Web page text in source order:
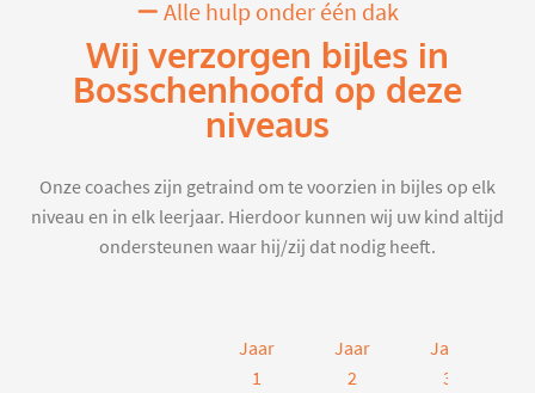
Alle hulp onder één dak
Wij verzorgen bijles in
Bosschenhoofd op deze
niveaus
Onze coaches zijn getraind om te voorzien in bijles op elk
niveau en in elk leerjaar. Hierdoor kunnen wij uw kind altijd
ondersteunen waar hij/zij dat nodig heeft.
Jaar
1
Jaar
2
Jaar
3